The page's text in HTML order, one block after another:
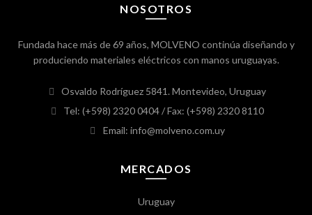
NOSOTROS
Fundada hace más de 69 años, MOLVENO continúa diseñando y
produciendo materiales eléctricos con manos uruguayas.
Osvaldo Rodríguez 5841. Montevideo, Uruguay
Tel: (+598) 2320 0404/ Fax: (+598) 2320 8110
Email: info@molveno.com.uy
MERCADOS
Uruguay